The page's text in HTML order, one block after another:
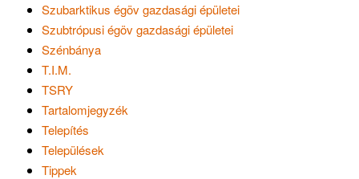
Szubarktikus égöv gazdasági épületei
Szubtrópusi égöv gazdasági épületei
Szénbánya
T.I.M.
TSRY
Tartalomjegyzék
Telepítés
Települések
Tippek